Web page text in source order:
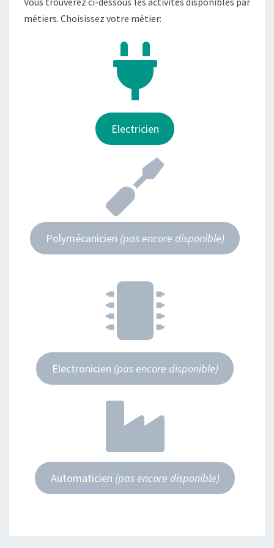
métiers. Choisissez votre métier:
Electricien
Polymécanicien (pas encore disponible)
Electronicien (pas encore disponible)
Automaticien (pas encore disponible)